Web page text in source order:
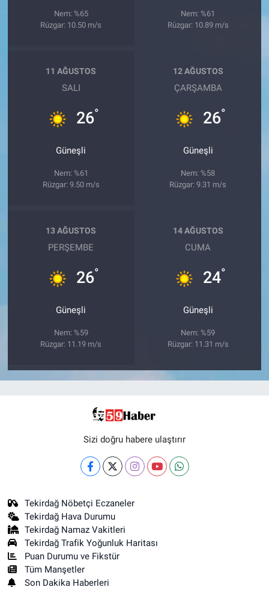
Nem: %65
Rüzgar: 10.50 m/s
Nem: %61
Rüzgar: 10.89 m/s
11 AĞUSTOS
SALI
26°
Güneşli
Nem: %61
Rüzgar: 9.50 m/s
12 AĞUSTOS
ÇARŞAMBA
26°
Güneşli
Nem: %58
Rüzgar: 9.31 m/s
13 AĞUSTOS
PERŞEMBE
26°
Güneşli
Nem: %59
Rüzgar: 11.19 m/s
14 AĞUSTOS
CUMA
24°
Güneşli
Nem: %59
Rüzgar: 11.31 m/s
Sizi doğru habere ulaştırır
Tekirdağ Nöbetçi Eczaneler
Tekirdağ Hava Durumu
Tekirdağ Namaz Vakitleri
Tekirdağ Trafik Yoğunluk Haritası
Puan Durumu ve Fikstür
Tüm Manşetler
Son Dakika Haberleri